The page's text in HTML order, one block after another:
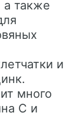
а также
и
много
С и